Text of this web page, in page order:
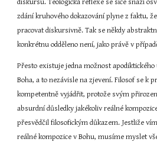
diskursu. Teologická reflexe se sice snaží
zdání kruhového dokazování plyne z faktu,
pracovat diskursivně. Tak se někdy
konkrétnu odděleno není, jako právě v
Přesto existuje jedna možnost
Boha, a to nezávisle na zjevení. Filosof se k
kompetentně vyjádřit, protože svým
absurdní důsledky jakékoliv reálné
přesvědčil filosofickým důkazem. Jestliže
reálné kompozice v Bohu, musíme myslet